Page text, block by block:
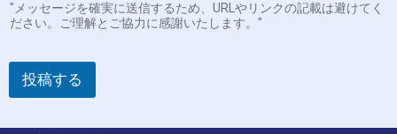
"メッセージを確実に送信するため、URLやリンクの記載は避けてく
ださい。ご理解とご協力に感謝いたします。"
投稿する